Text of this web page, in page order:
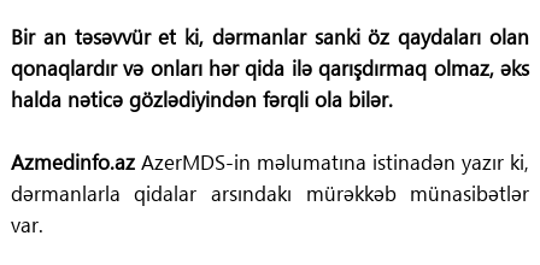
Bir an təsəvvür et ki, dərmanlar sanki öz qaydaları olan
qonaqlardır və onları hər qida ilə qarışdırmaq olmaz, əks
halda nəticə gözlədiyindən fərqli ola bilər.
Azmedinfo.azAzerMDS-in məlumatına istinadən yazır ki,
dərmanlarla qidalar arsındakı mürəkkəb münasibətlər
var.